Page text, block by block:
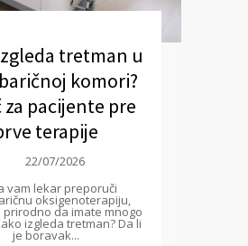
tretman u
komori?
za pacijente pre
terapije
22/07/2026
vam lekar preporuči
oksigenoterapiju,
prirodno da imate mnogo
izgleda tretman? Da li
je boravak...